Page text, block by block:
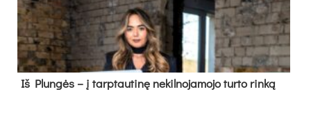
Iš Plungės – į tarptautinę nekilnojamojo turto rinką